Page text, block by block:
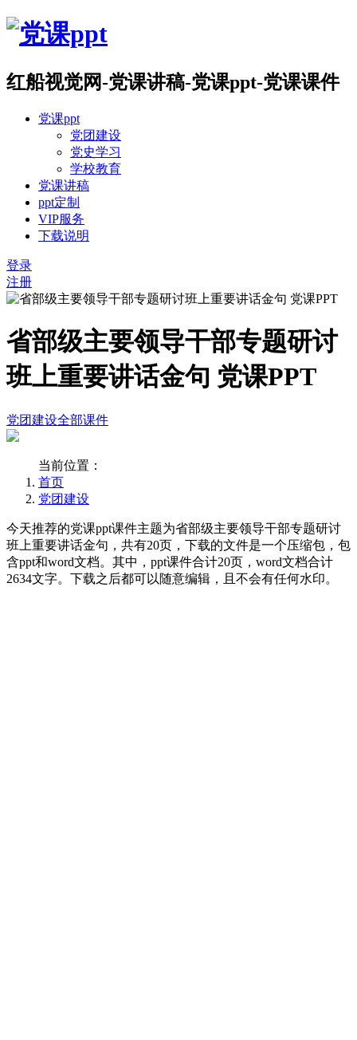
红船视觉网-党课讲稿-党课ppt-党课课件
党课ppt
党团建设
党史学习
学校教育
党课讲稿
ppt定制
VIP服务
下载说明
登录
注册
省部级主要领导干部专题研讨
班上重要讲话金句 党课PPT
党团建设全部课件
当前位置：
首页
党团建设
今天推荐的党课ppt课件主题为省部级主要领导干部专题研讨
班上重要讲话金句，共有20页，下载的文件是一个压缩包，包
含ppt和word文档。其中，ppt课件合计20页，word文档合计
2634文字。下载之后都可以随意编辑，且不会有任何水印。